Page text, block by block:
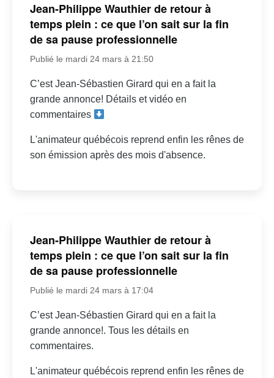
Jean-Philippe Wauthier de retour à
temps plein : ce que l’on sait sur la fin
de sa pause professionnelle
Publié le mardi 24 mars à 21:50
C’est Jean-Sébastien Girard qui en a fait la
grande annonce! Détails et vidéo en
commentaires
L'animateur québécois reprend enfin les rênes de
son émission après des mois d'absence.
Jean-Philippe Wauthier de retour à
temps plein : ce que l’on sait sur la fin
de sa pause professionnelle
Publié le mardi 24 mars à 17:04
C’est Jean-Sébastien Girard qui en a fait la
grande annonce!. Tous les détails en
commentaires.
L'animateur québécois reprend enfin les rênes de